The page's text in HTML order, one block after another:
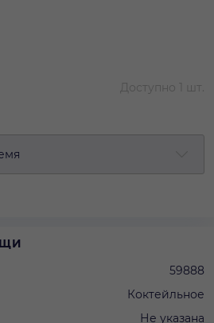
Доступно 1 шт.
59888
Коктейльное
Не указана